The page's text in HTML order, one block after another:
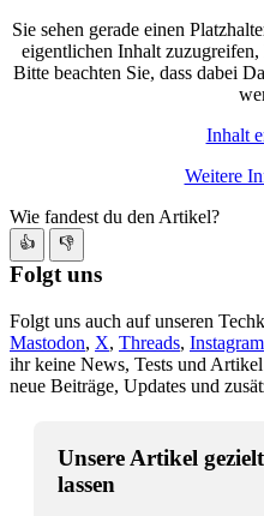
Sie sehen gerade einen
eigentlichen Inhalt
Bitte beachten Sie, dass dabei
Inhalt
Weitere
Wie fandest du den Artikel?
👍 👎
Folgt uns
Folgt uns auch auf unseren
Mastodon, X, Threads, Instagram
ihr keine News, Tests und
neue Beiträge, Updates und
Unsere Artikel
lassen